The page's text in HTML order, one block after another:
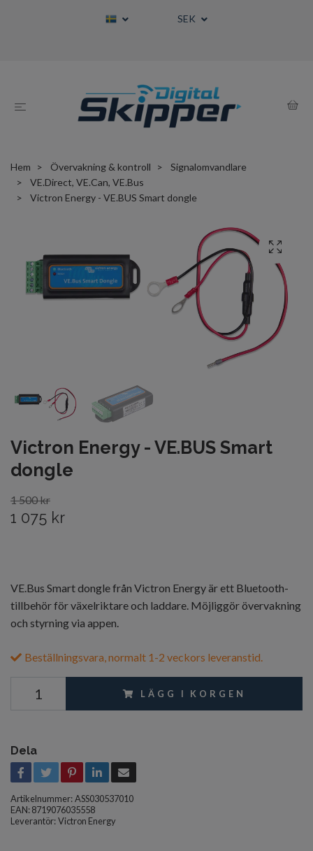
SEK
Hem Övervakning & kontroll
Signalomvandlare
VE.Direct, VE.Can, VE.Bus
Victron Energy - VE.BUS Smart dongle
Victron Energy - VE.BUS Smart
dongle
1 500 kr
1 075 kr
VE.Bus Smart dongle från Victron Energy är ett Bluetooth-
tillbehör för växelriktare och laddare. Möjliggör övervakning
och styrning via appen.
Beställningsvara, normalt 1-2 veckors leveranstid.
LÄGG I KORGEN
Dela
Artikelnummer:ASS030537010
EAN: 8719076035558
Leverantör:Victron Energy